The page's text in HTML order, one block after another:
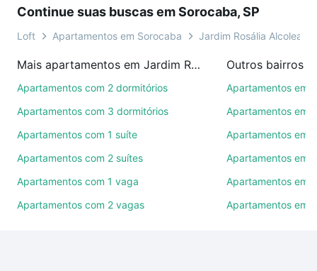
conquistar seu sonho. Agende uma visita presencial
ou por videochamada, é grátis, sem compromisso e
imobiliárias te ajudando na compra, venda ou troca
de imóveis.
Como escolher um imóvel?
Use barra de busca no topo para pesquisar por
ruas, bairros e até condomínios favoritos. Você
também pode usar os filtros como quantidade de
combinar perfeitamente com o preço, metragem e
Continue suas buscas em Sorocaba, SP
Loft Apartamentos em Sorocaba Jardim Rosália Alcolea
Mais apartamentos em Jardim Rosália Alcolea
Apartamentos com 2 dormitórios
Apartamentos com 3 dormitórios
Apartamentos com 1 suíte
Apartamentos com 2 suítes
Apartamentos com 1 vaga
Apartamentos com 2 vagas
Outros bairros
Apartamentos em
Apartamentos em
Apartamentos em
Apartamentos em
Apartamentos em
Apartamentos em